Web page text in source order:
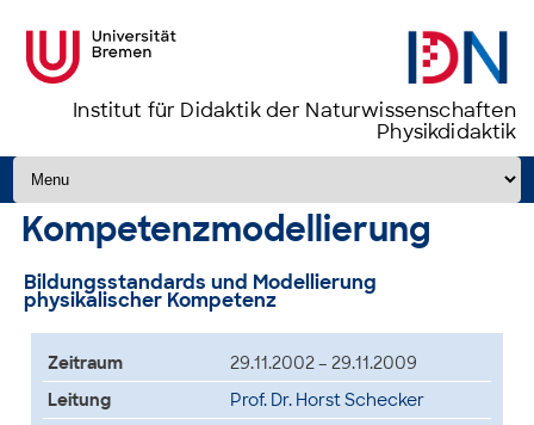
Institut für Didaktik der Naturwissenschaften
Physikdidaktik
Zum Inhalt springen
Kompetenzmodellierung
Bildungsstandards und Modellierung
physikalischer Kompetenz
Zeitraum
29.11.2002 – 29.11.2009
Leitung
Prof. Dr. Horst Schecker